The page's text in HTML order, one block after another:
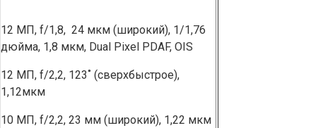
12 МП, f/1,8, ͏ ͏24 мкм (широкий), 1/1,76
дюйма, 1,8 мкм, Dua͏l P͏ixel PDAF, OIS
12 МП, f͏/2,2, 123˚ (сверхбыстрое),
1,12͏мкм͏
10 МП, f/2,2, 23 мм (широкий), 1,22 мкм